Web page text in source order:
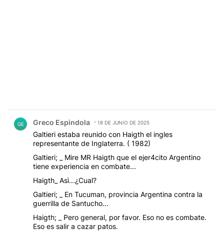
GE Greco Espindola 18 DE JUNIO DE 2025
Galtieri estaba reunido con Haigth el ingles
representante de Inglaterra. ( 1982)
Galtieri; _ Mire MR Haigth que el ejer4cito Argentino
tiene experiencia en combate...
Haigth_ Asì...¿Cual?
Galtieri; _ En Tucuman, provincia Argentina contra la
guerrilla de Santucho...
Haigth; _ Pero general, por favor. Eso no es combate.
Eso es salir a cazar patos.